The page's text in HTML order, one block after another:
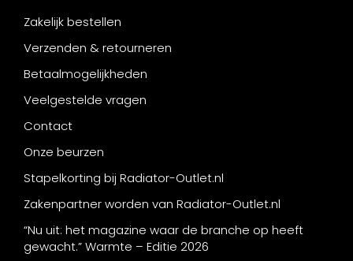
Zakelijk bestellen
Verzenden & retourneren
Betaalmogelijkheden
Veelgestelde vragen
Contact
Onze beurzen
Stapelkorting bij Radiator-Outlet.nl
Zakenpartner worden van Radiator-Outlet.nl
“Nu uit: het magazine waar de branche op heeft
gewacht.” Warmte – Editie 2026